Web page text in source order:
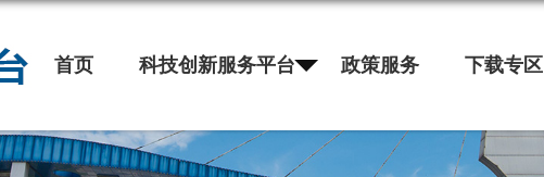
首页 科技创新服务平台 政策服务 下载专区